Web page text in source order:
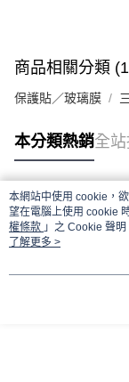
商品相關分類
保護貼／玻璃膜
本分類熱銷全
熱門標籤
本網站中使用 cookie，
望在電腦上使用 cookie
權條款 」之 Cookie 聲
用條款之 Cookie 聲明使
了解更多 >